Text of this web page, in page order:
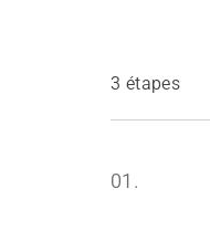
3 étapes
01.